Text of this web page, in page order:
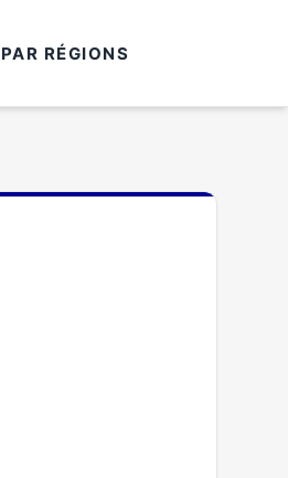
PAR RÉGIONS